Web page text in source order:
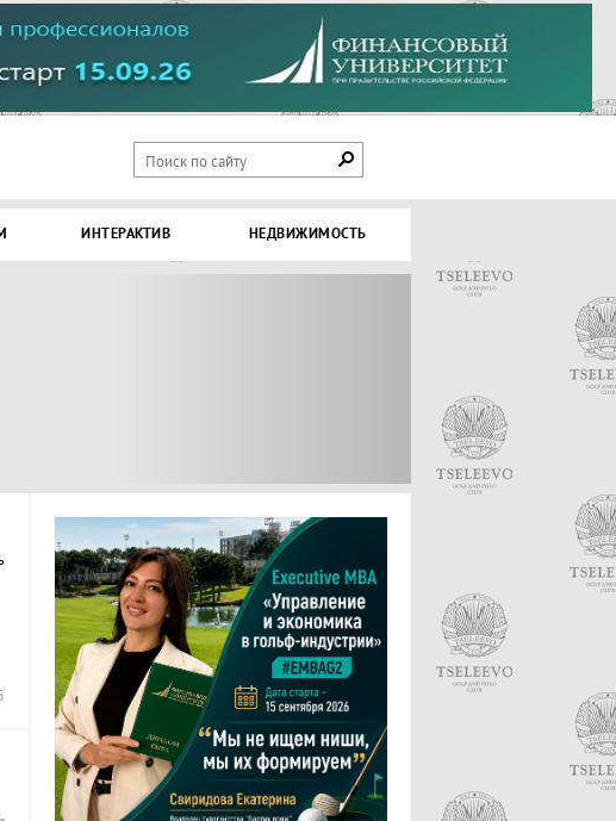
ИНТЕРАКТИВ НЕДВИЖИМОСТЬ